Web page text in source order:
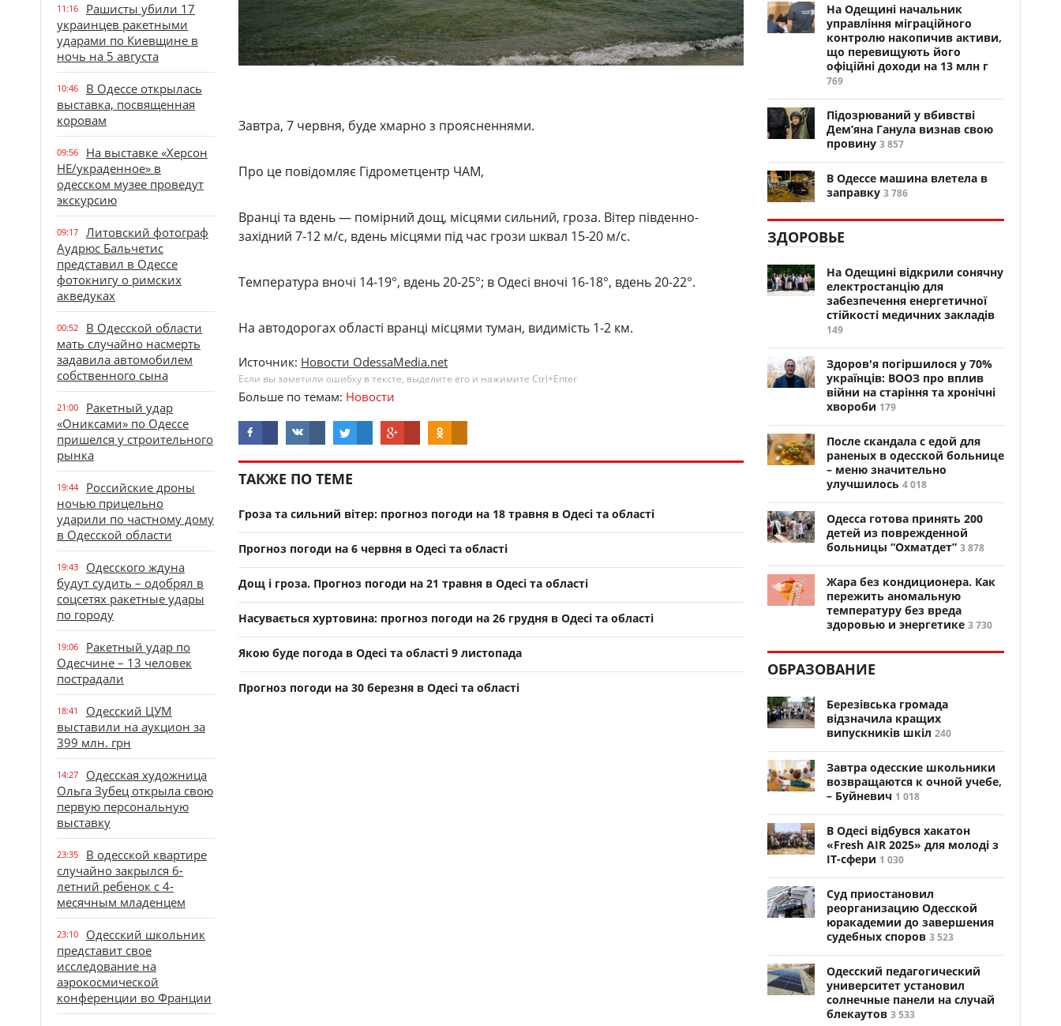
11:16
Рашисты убили 17
украинцев ракетными
ударами по Киевщине в
ночь на 5 августа
10:46
В Одессе открылась
выставка, посвященная
коровам
09:56
На выставке «Херсон
НЕ/украденное» в
одесском музее проведут
экскурсию
09:17
Литовский фотограф
Аудрюс Бальчетис
представил в Одессе
фотокнигу о римских
акведуках
00:52
В Одесской области
мать случайно насмерть
задавила автомобилем
собственного сына
21:00
Ракетный удар
«Ониксами» по Одессе
пришелся у строительного
рынка
19:44
Российские дроны
ночью прицельно
ударили по частному дому
в Одесской области
19:43
Одесского ждуна
будут судить – одобрял в
соцсетях ракетные удары
по городу
19:06
Ракетный удар по
Одесчине – 13 человек
пострадали
18:41
Одесский ЦУМ
выставили на аукцион за
399 млн. грн
14:27
Одесская художница
Ольга Зубец открыла свою
первую персональную
выставку
23:35
В одесской квартире
случайно закрылся 6-
летний ребенок с 4-
месячным младенцем
23:10
Одесский школьник
представит свое
исследование на
аэрокосмической
конференции во Франции
Завтра, 7 червня, буде хмарно з проясненнями.
Про це повідомляє Гідрометцентр ЧАМ,
Вранці та вдень — помірний дощ, місцями сильний, гроза. Вітер південно-
західний 7-12 м/с, вдень місцями під час грози шквал 15-20 м/с.
Температура вночі 14-19°, вдень 20-25°; в Одесі вночі 16-18°, вдень 20-22°.
На автодорогах області вранці місцями туман, видимість 1-2 км.
Источник: Новости OdessaMedia.net
Если вы заметили ошибку в тексте, выделите его и нажимите Ctrl+Enter
Больше по темам: Новости
ТАКЖЕ ПО ТЕМЕ
Гроза та сильний вітер: прогноз погоди на 18 травня в Одесі та області
Прогноз погоди на 6 червня в Одесі та області
Дощ і гроза. Прогноз погоди на 21 травня в Одесі та області
Насувається хуртовина: прогноз погоди на 26 грудня в Одесі та області
Якою буде погода в Одесі та області 9 листопада
Прогноз погоди на 30 березня в Одесі та області
На Одещині начальник
управління міграційного
контролю накопичив активи,
що перевищують його
офіційні доходи на 13 млн г
769
Підозрюваний у вбивстві
Дем’яна Ганула визнав свою
провину 3 857
В Одессе машина влетела в
заправку 3 786
ЗДОРОВЬЕ
На Одещині відкрили сонячну
електростанцію для
забезпечення енергетичної
стійкості медичних закладів
149
Здоров'я погіршилося у 70%
українців: ВООЗ про вплив
війни на старіння та хронічні
хвороби 179
После скандала с едой для
раненых в одесской больнице
– меню значительно
улучшилось 4 018
Одесса готова принять 200
детей из поврежденной
больницы “Охматдет” 3 878
Жара без кондиционера. Как
пережить аномальную
температуру без вреда
здоровью и энергетике 3 730
ОБРАЗОВАНИЕ
Березівська громада
відзначила кращих
випускників шкіл 240
Завтра одесские школьники
возвращаются к очной учебе,
– Буйневич 1 018
В Одесі відбувся хакатон
«Fresh AIR 2025» для молоді з
ІТ-сфери 1 030
Суд приостановил
реорганизацию Одесской
юракадемии до завершения
судебных споров 3 523
Одесский педагогический
университет установил
солнечные панели на случай
блекаутов 3 533